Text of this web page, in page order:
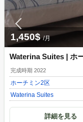
Waterina Suites | ホ
1450$ 管理費込
完成時期 2022
ホーチミン2区
Waterina Suites
1,450$ /月
詳細を見る